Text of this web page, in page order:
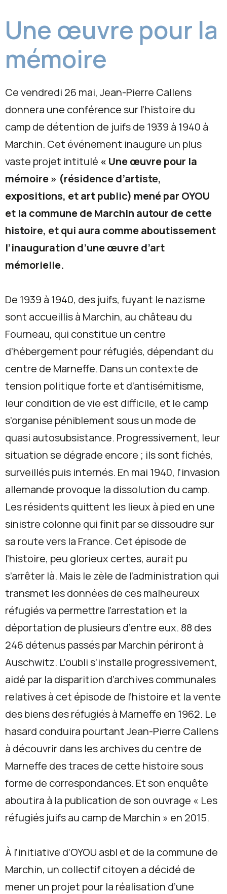
Une œuvre pour la
mémoire
Ce vendredi 26 mai, Jean-Pierre Callens
donnera une conférence sur l’histoire du
camp de détention de juifs de 1939 à 1940 à
Marchin. Cet événement inaugure un plus
vaste projet intitulé « Une œuvre pour la
mémoire » (résidence d’artiste,
expositions, et art public) mené par OYOU
et la commune de Marchin autour de cette
histoire, et qui aura comme aboutissement
l’inauguration d’une œuvre d’art
mémorielle.
De 1939 à 1940, des juifs, fuyant le nazisme
sont accueillis à Marchin, au château du
Fourneau, qui constitue un centre
d’hébergement pour réfugiés, dépendant du
centre de Marneffe. Dans un contexte de
tension politique forte et d’antisémitisme,
leur condition de vie est difficile, et le camp
s’organise péniblement sous un mode de
quasi autosubsistance. Progressivement, leur
situation se dégrade encore ; ils sont fichés,
surveillés puis internés. En mai 1940, l’invasion
allemande provoque la dissolution du camp.
Les résidents quittent les lieux à pied en une
sinistre colonne qui finit par se dissoudre sur
sa route vers la France. Cet épisode de
l’histoire, peu glorieux certes, aurait pu
s’arrêter là. Mais le zèle de l’administration qui
transmet les données de ces malheureux
réfugiés va permettre l’arrestation et la
déportation de plusieurs d’entre eux. 88 des
246 détenus passés par Marchin périront à
Auschwitz. L’oubli s’installe progressivement,
aidé par la disparition d’archives communales
relatives à cet épisode de l’histoire et la vente
des biens des réfugiés à Marneffe en 1962. Le
hasard conduira pourtant Jean-Pierre Callens
à découvrir dans les archives du centre de
Marneffe des traces de cette histoire sous
forme de correspondances. Et son enquête
aboutira à la publication de son ouvrage « Les
réfugiés juifs au camp de Marchin » en 2015.
À l’initiative d’OYOU asbl et de la commune de
Marchin, un collectif citoyen a décidé de
mener un projet pour la réalisation d’une